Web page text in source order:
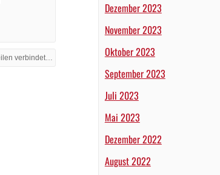
Dezember 2023
November 2023
Oktober 2023
September 2023
Juli 2023
Mai 2023
Dezember 2022
August 2022
Eine Mauer für Emmendingen – weil Teilen verbindet: →